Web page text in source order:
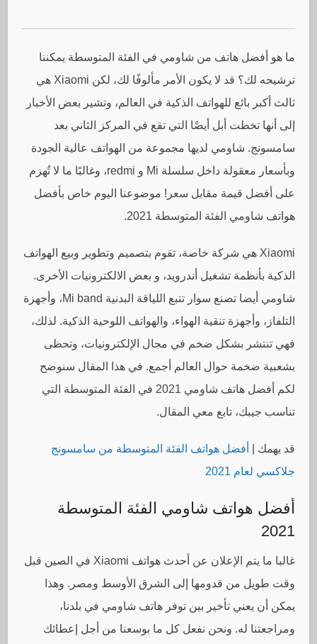
ما هو أفضل هاتف من شاومي في الفئة المتوسطة يمكننا
ترشيحه لك؟ قد لا يكون الأمر مألوفًا لك، لكن Xiaomi هي
ثالث أكبر بائع للهواتف الذكية في العالم، وتشير بعض الأخبار
إلى أنها تخطت أبل أيضًا التي تقع في المركز الثاني بعد
سامسونج. شاومي لديها مجموعة من الهواتف عالية الجودة
وبأسعار معقولة داخل سلسلة Mi و redmi، وغالبًا ما لا تُهزم
على أفضل قيمة مقابل سعر! موضوعنا اليوم خاص بأفضل
هواتف شاومي الفئة المتوسطة 2021.
Xiaomi هي شركة خاصة، تقوم بتصميم وتطوير وبيع الهواتف
الذكية بأنظمة تشغيل أندرويد، و بعض الالكترونيات الأخرى.
شاومي أيضا تصنع سوار تتبع اللياقة البدنية Mi band، وأجهزة
التلفاز، وأجهزة تنقية الهواء، والهواتف اللوحية الذكية. لذلك،
فهي تنتشر بشكل ضخم في مجال الإلكترونيات، وتحظى
بشعبية ضخمة حوال العالم أجمع. في هذا المقال سنوضح
لكم أفضل هاتف شاومي 2021 في الفئة المتوسطة التي
تناسب جيبك، تابع معي المقال.
قد يهمك |
أفضل هواتف الفئة المتوسطة من سامسونج
جلاكسي لعام 2021
أفضل هواتف شاومي الفئة المتوسطة
2021
غالبا ما يتم الإعلان عن أحدث هواتف Xiaomi في الصين قبل
وقت طويل من قدومها إلى الشرق الأوسط ومصر. وهذا
يمكن أن يعني تأخير بين توفر هاتف شاومي في بلدنا،
ومراجعتنا له. ونحن نفعل كل ما بوسعنا من أجل إعطائك